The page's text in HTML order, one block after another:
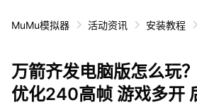
MuMu模拟器 活动资讯 安装教程
万箭齐发电脑版怎么玩
优化240高帧 游戏多开